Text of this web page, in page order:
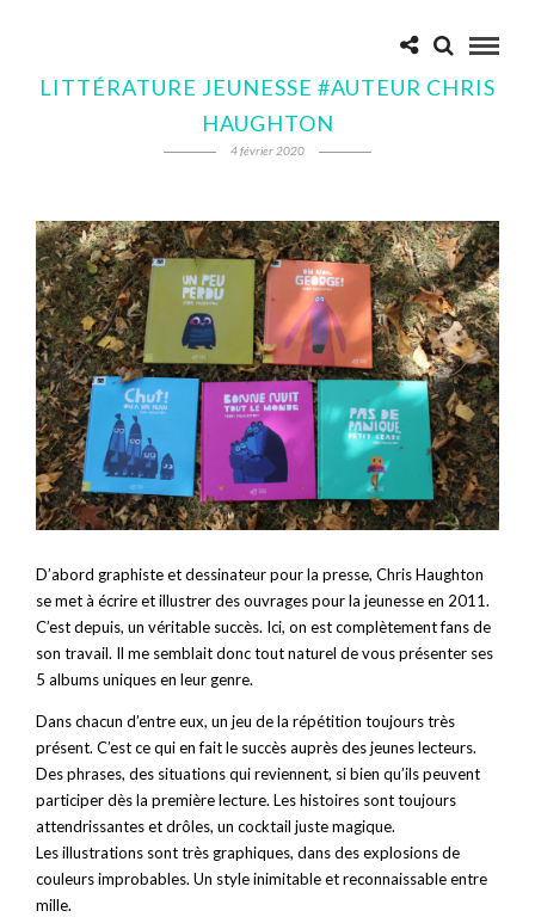
LITTÉRATURE JEUNESSE #AUTEUR CHRIS
HAUGHTON
4 février 2020
D’abord graphiste et dessinateur pour la presse, Chris Haughton
se met à écrire et illustrer des ouvrages pour la jeunesse en 2011.
C’est depuis, un véritable succès. Ici, on est complètement fans de
son travail. Il me semblait donc tout naturel de vous présenter ses
5 albums uniques en leur genre.
Dans chacun d’entre eux, un jeu de la répétition toujours très
présent. C’est ce qui en fait le succès auprès des jeunes lecteurs.
Des phrases, des situations qui reviennent, si bien qu’ils peuvent
participer dès la première lecture. Les histoires sont toujours
attendrissantes et drôles, un cocktail juste magique.
Les illustrations sont très graphiques, dans des explosions de
couleurs improbables. Un style inimitable et reconnaissable entre
mille.